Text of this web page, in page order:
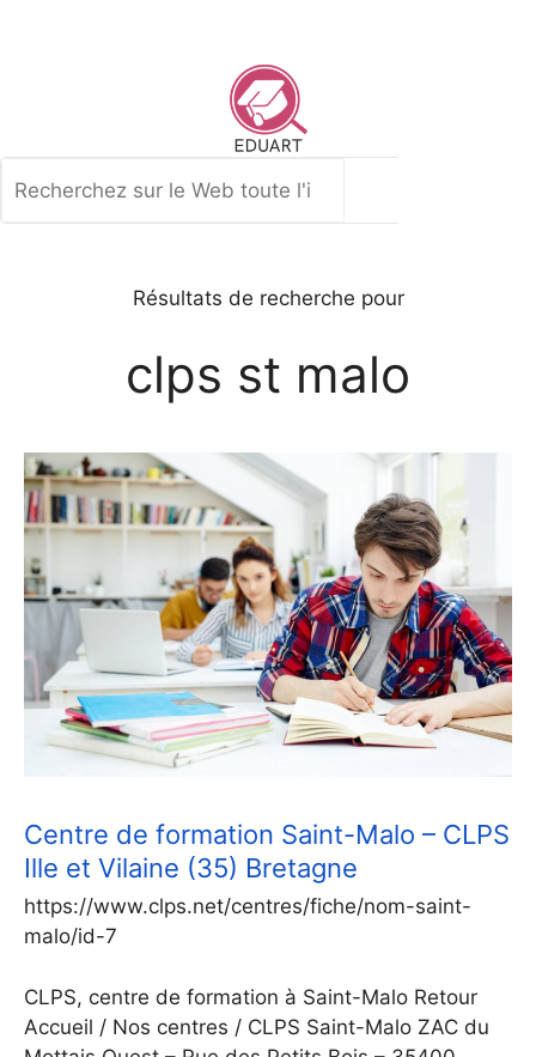
Résultats de recherche pour
clps st malo
Centre de formation Saint-Malo – CLPS
Ille et Vilaine (35) Bretagne
https://www.clps.net/centres/fiche/nom-saint-
malo/id-7
CLPS, centre de formation à Saint-Malo Retour
Accueil / Nos centres / CLPS Saint-Malo ZAC du